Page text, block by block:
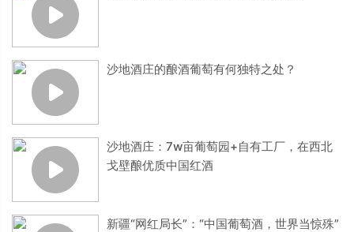
沙地酒庄的酿酒葡萄有何独特之处？
沙地酒庄：7w亩葡萄园+自有工厂，在西北
戈壁酿优质中国红酒
新疆“网红局长”：“中国葡萄酒，世界当惊殊”